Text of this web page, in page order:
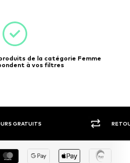
de la catégorie Femme
à vos filtres
GRATUITS